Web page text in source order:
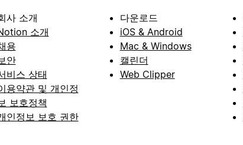
사 소개
소개
용
안
비스 상태
용약관 및 개인정
보호정책
인정보 보호 권한
다운로드
iOS & Android
Mac & Windows
캘린더
Web Clipper